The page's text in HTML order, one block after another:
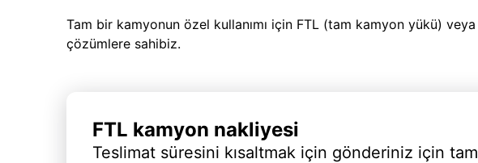
Tam bir kamyonun özel kullanımı için FTL (tam kamyon yükü)
çözümlere sahibiz.
FTL kamyon nakliyesi
Teslimat süresini kısaltmak için gönderiniz için